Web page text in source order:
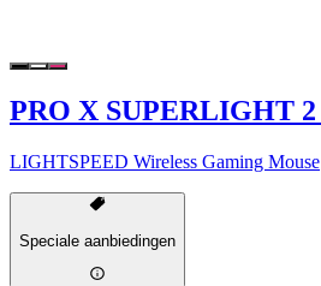
PRO X SUPERLIGHT
LIGHTSPEED Wireless Gaming Mouse
Speciale aanbiedingen